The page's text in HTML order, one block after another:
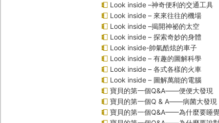
Look inside –神奇便利的交通工具
Look inside – 來來往往的機場
Look inside –揭開神祕的太空
Look inside – 探索奇妙的身體
Look inside-帥氣酷炫的車子
Look inside – 有趣的圖解科學
Look inside – 各式各樣的火車
Look inside – 圖解萬能的電腦
寶貝的第一個Q&A――便便大發現
寶貝的第一個Q & A――病菌大發現
寶貝的第一個Q&A——為什麼要睡